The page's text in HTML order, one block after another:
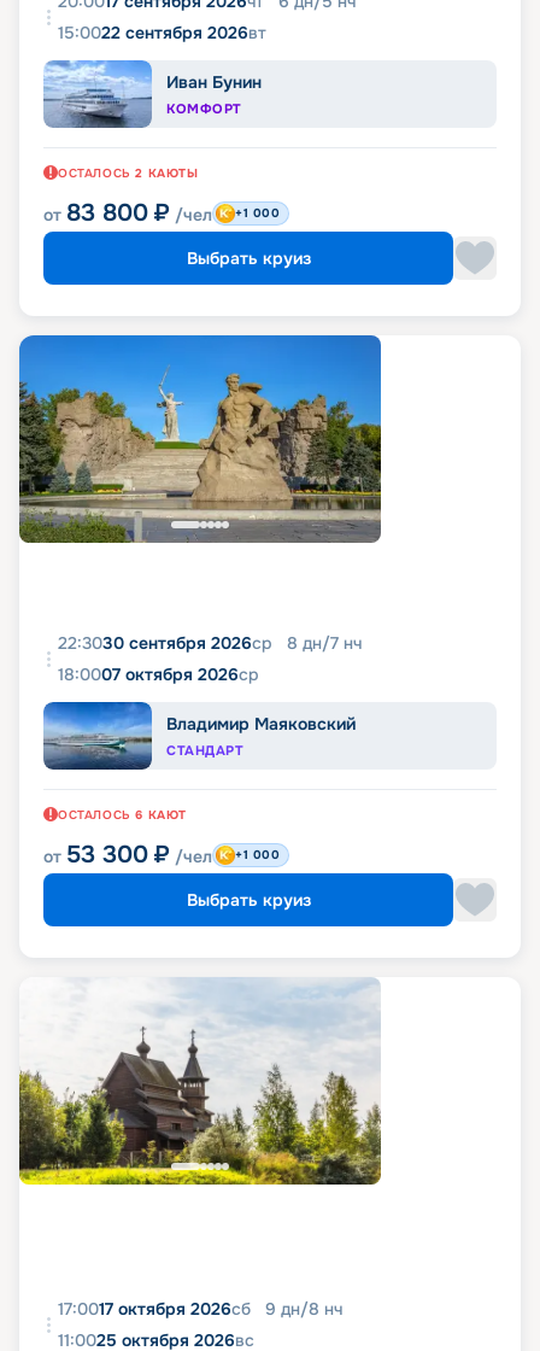
15:0022 сентября 2026вт
Иван Бунин
КОМФОРТ
ОСТАЛОСЬ 2 КАЮТЫ
от 83 800 ₽ /чел +1 000
Выбрать круиз
22:3030 сентября 2026ср 8 дн/7 нч
18:0007 октября 2026ср
Владимир Маяковский
СТАНДАРТ
ОСТАЛОСЬ 6 КАЮТ
от 53 300 ₽ /чел +1 000
Выбрать круиз
17:0017 октября 2026сб 9 дн/8 нч
11:0025 октября 2026вс